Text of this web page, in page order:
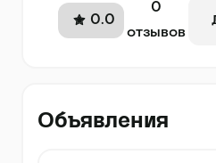
0.0
0
отзывов
Объявления